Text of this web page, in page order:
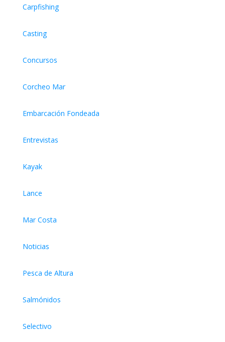
Carpfishing
Casting
Concursos
Corcheo Mar
Embarcación Fondeada
Entrevistas
Kayak
Lance
Mar Costa
Noticias
Pesca de Altura
Salmónidos
Selectivo